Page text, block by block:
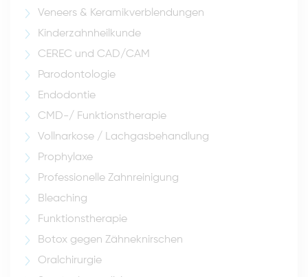
Veneers & Keramikverblendungen
Kinderzahnheilkunde
CEREC und CAD/CAM
Parodontologie
Endodontie
CMD-/ Funktionstherapie
Vollnarkose / Lachgasbehandlung
Prophylaxe
Professionelle Zahnreinigung
Bleaching
Funktionstherapie
Botox gegen Zähneknirschen
Oralchirurgie